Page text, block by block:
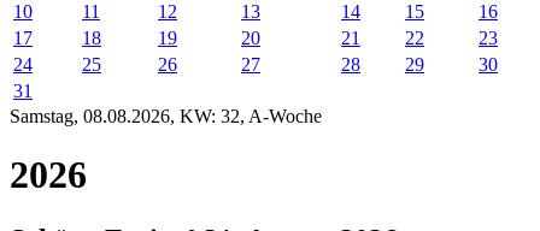
10
11 12 13 14 15
16
17
18 19 20 21 22
23
24
25 26 27 28 29
30
31
Samstag, 08.08.2026, KW: 32, A-Woche
2026